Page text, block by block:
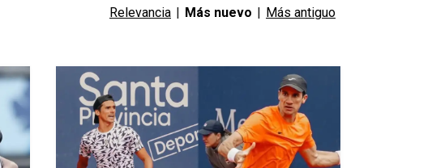
Relevancia | Más nuevo | Más antiguo